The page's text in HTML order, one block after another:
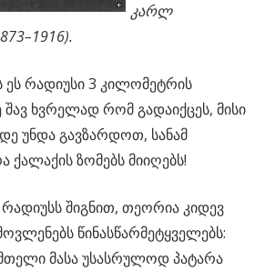
კარლ
ეს რადიუსი 3 კილომეტრის
ხვრელად რომ გადაიქცეს, მისი
უნდა გავზარდოთ, სანამ
ქალაქის ზომებს მიიღებს!
შიგნით, თეორია კიდევ
წინასწარმეტყველებს:
მასა უსასრულოდ პატარა